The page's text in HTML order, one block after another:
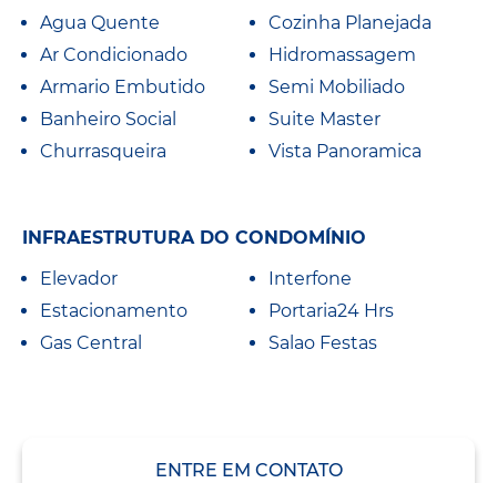
Agua Quente
Ar Condicionado
Armario Embutido
Banheiro Social
Churrasqueira
Cozinha Planejada
Hidromassagem
Semi Mobiliado
Suite Master
Vista Panoramica
INFRAESTRUTURA DO CONDOMÍNIO
Elevador
Estacionamento
Gas Central
Interfone
Portaria24 Hrs
Salao Festas
ENTRE EM CONTATO